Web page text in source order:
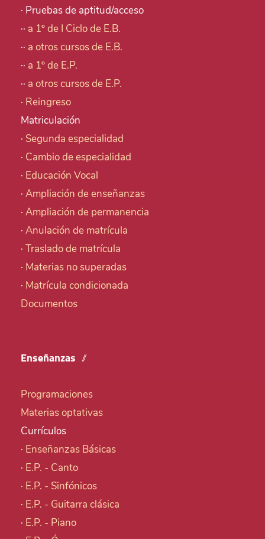
· Pruebas de aptitud/acceso
·· a 1º de I Ciclo de E.B.
·· a otros cursos de E.B.
·· a 1º de E.P.
·· a otros cursos de E.P.
· Reingreso
Matriculación
· Segunda especialidad
· Cambio de especialidad
· Educación Vocal
· Ampliación de enseñanzas
· Ampliación de permanencia
· Anulación de matrícula
· Traslado de matrícula
· Materias no superadas
· Matrícula condicionada
Documentos
Enseñanzas
Programaciones
Materias optativas
Currículos
· Enseñanzas Básicas
· E.P. - Canto
· E.P. - Sinfónicos
· E.P. - Guitarra clásica
· E.P. - Piano